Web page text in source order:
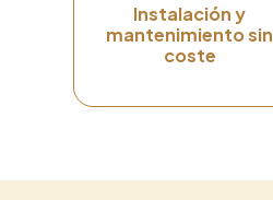
Instalación y
mantenimiento sin
coste